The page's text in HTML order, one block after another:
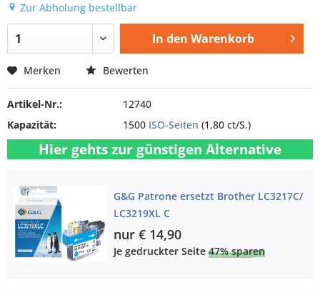
Zur Abholung bestellbar
In den Warenkorb
Merken Bewerten
Artikel-Nr.:
12740
Kapazität:
1500 ISO-Seiten (1,80 ct/S.)
Hier gehts zur günstigen Alternative
G&G Patrone ersetzt Brother LC3217C/
LC3219XL C
nur € 14,90
Je gedruckter Seite47% sparen